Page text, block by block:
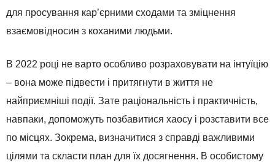
для просування кар’єрними сходами та зміцнення
взаємовідносин з коханими людьми.
В 2022 році не варто особливо розраховувати на інтуїцію
– вона може підвести і притягнути в життя не
найприємніші події. Зате раціональність і практичність,
навпаки, допоможуть позбавитися хаосу і розставити все
по місцях. Зокрема, визначитися з справді важливими
цілями та скласти план для їх досягнення. В особистому